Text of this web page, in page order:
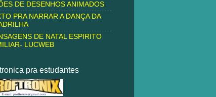
DE DESENHOS ANIMADOS
PRA NARRAR A DANÇA DA
DE NATAL ESPIRITO
LUCWEB
pra estudantes